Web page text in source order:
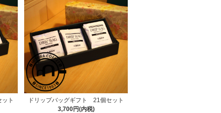
ト
ドリップバッグギフト 21個セット
3,700円(内税)